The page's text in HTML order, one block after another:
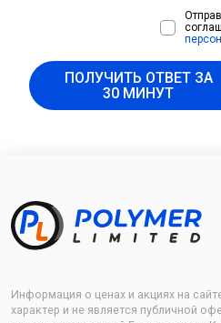
ПОЛУЧИТЬ ОТВЕТ ЗА
30 МИНУТ
Информация о ценах и акциях на
характер и не является публичной